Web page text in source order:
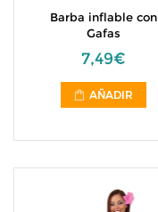
Barba inflable con
Gafas
7,49€
AÑADIR